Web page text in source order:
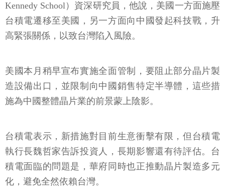
Kennedy School）資深研究員，他說，美國一方面施壓
台積電遷移至美國，另一方面向中國發起科技戰，升
高緊張關係，以致台灣陷入風險。
美國本月稍早宣布實施全面管制，要阻止部分晶片製
造設備出口，並限制向中國銷售特定半導體，這些措
施為中國整體晶片業的前景蒙上陰影。
台積電表示，新措施對目前生意衝擊有限，但台積電
執行長魏哲家告訴投資人，長期影響還有待評估。台
積電面臨的問題是，華府同時也正推動晶片製造多元
化，避免全然依賴台灣。